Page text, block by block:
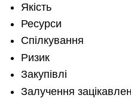
планування
~Практичні
поради
~Резюме
Додаткові
ресурси
Якість
Ресурси
Спілкування
Ризик
Закупівлі
Залучення